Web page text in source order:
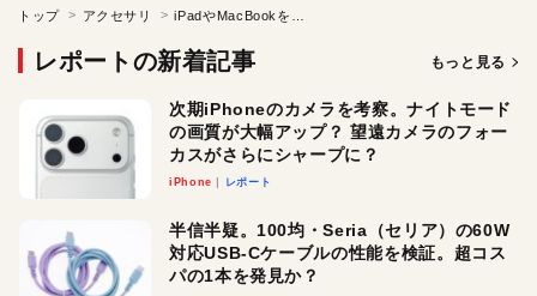
トップ アクセサリ
レポートの新着記事 もっと見る
次期iPhoneのカメラを考察。ナイトモード
の画質が大幅アップ？ 望遠カメラのフォー
カスがさらにシャープに？
iPhone レポート
半信半疑。100均・Seria（セリア）の60W
対応USB-Cケーブルの性能を検証。超コス
パの1本を発見か？